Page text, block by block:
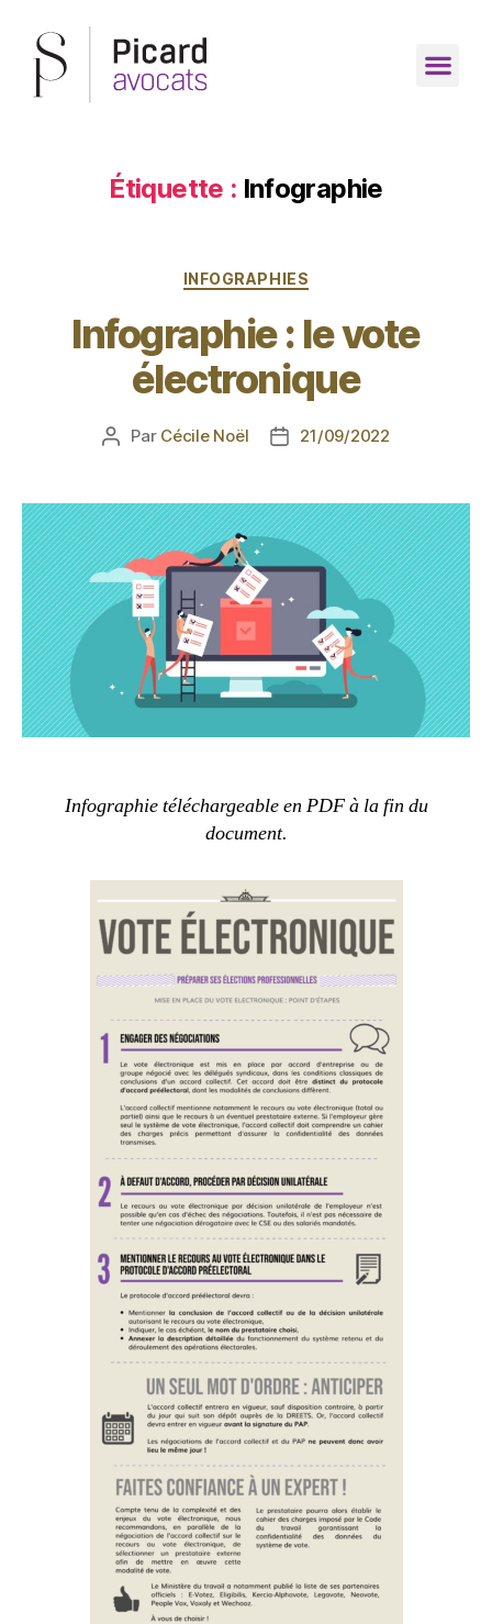
Étiquette : Infographie
INFOGRAPHIES
Infographie : le vote
électronique
Par Cécile Noël 21/09/2022
Infographie téléchargeable en PDF à la fin du
document.